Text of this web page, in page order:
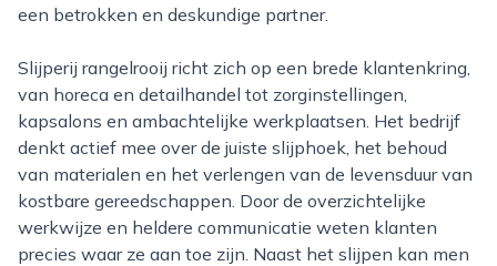
een betrokken en deskundige partner.
Slijperij rangelrooij richt zich op een brede klantenkring,
van horeca en detailhandel tot zorginstellingen,
kapsalons en ambachtelijke werkplaatsen. Het bedrijf
denkt actief mee over de juiste slijphoek, het behoud
van materialen en het verlengen van de levensduur van
kostbare gereedschappen. Door de overzichtelijke
werkwijze en heldere communicatie weten klanten
precies waar ze aan toe zijn. Naast het slijpen kan men